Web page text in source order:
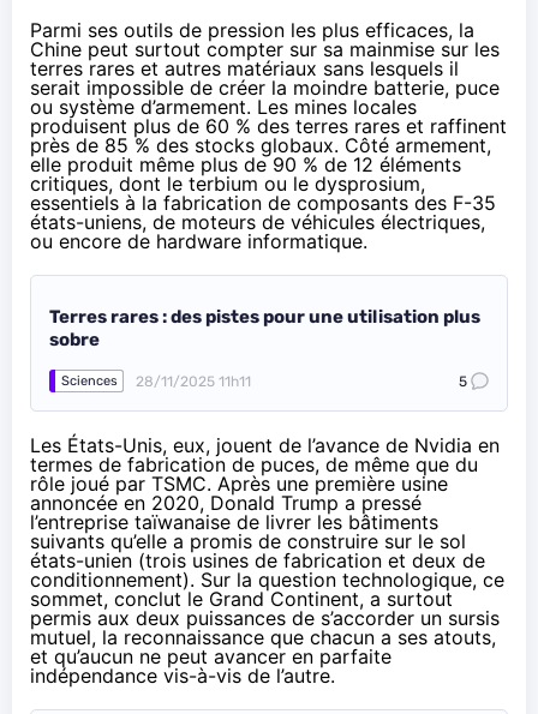
Parmi ses outils de pression les plus efficaces, la
Chine peut surtout compter sur sa mainmise sur les
terres rares et autres matériaux sans lesquels il
serait impossible de créer la moindre batterie, puce
ou système d’armement. Les mines locales
produisent plus de 60 % des terres rares et raffinent
près de 85 % des stocks globaux. Côté armement,
elle produit même plus de 90 % de 12 éléments
critiques, dont le terbium ou le dysprosium,
essentiels à la fabrication de composants des F-35
états-uniens, de moteurs de véhicules électriques,
ou encore de hardware informatique.
Terres rares : des pistes pour une utilisation plus
sobre
Sciences 28/11/2025 11h11 5
Les États-Unis, eux, jouent de l’avance de Nvidia en
termes de fabrication de puces, de même que du
rôle joué par TSMC. Après une première usine
annoncéeen 2020, Donald Trump a pressé
l’entreprise taïwanaise de livrer les bâtiments
suivants qu’elle a promis de construire sur le sol
états-unien (trois usines de fabrication et deux de
conditionnement). Sur la question technologique, ce
sommet, conclut le Grand Continent, a surtout
permis aux deux puissances de s’accorder un sursis
mutuel, la reconnaissance que chacun a ses atouts,
et qu’aucun ne peut avancer en parfaite
indépendance vis-à-vis de l’autre.